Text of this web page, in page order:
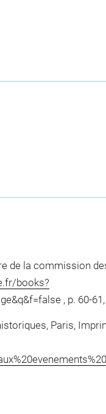
de la commission
books?
, p. 60-61,
Paris,